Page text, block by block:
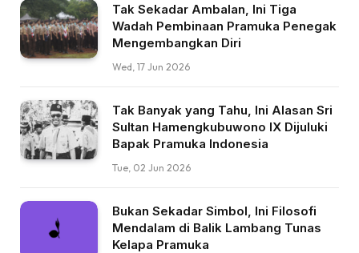
Tak Sekadar Ambalan, Ini Tiga
Wadah Pembinaan Pramuka Penegak
Mengembangkan Diri
Wed, 17 Jun 2026
Tak Banyak yang Tahu, Ini Alasan Sri
Sultan Hamengkubuwono IX Dijuluki
Bapak Pramuka Indonesia
Tue, 02 Jun 2026
Bukan Sekadar Simbol, Ini Filosofi
Mendalam di Balik Lambang Tunas
Kelapa Pramuka